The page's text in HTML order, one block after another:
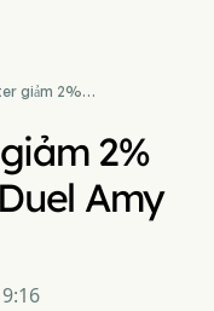
giảm 2%
2%
Amy